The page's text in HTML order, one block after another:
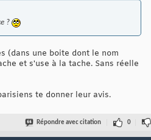
?
(dans une boite dont le nom
et s'use à la tache. Sans réelle
te donner leur avis.
Répondre avec citation 0